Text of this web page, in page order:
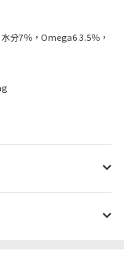
分7％，Omega6 3.5％，